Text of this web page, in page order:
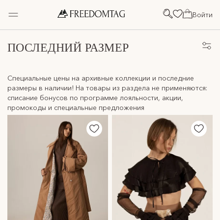
ХИТЫ
ЖЕНСКАЯ ОДЕЖДА
Смотреть все
Платья и сарафаны
Футболки и свитшоты
Топы и жилеты
Брюки и шорты
Вязаный трикотаж
Верхняя одежда
Аксессуары
Мужская одежда
Лен
Последний размер
ИНДИВИДУАЛЬНЫЙ ПОШИВ
ПОДАРОЧНЫЕ СЕРТИФИКАТЫ
ПОКУПАТЕЛЯМ
Возврат товара
Программа лояльности
РЕГИСТРАЦИЯ
Войти
ПОСЛЕДНИЙ РАЗМЕР
Специальные цены на архивные коллекции и последние
размеры в наличии! На товары из раздела не применяются:
списание бонусов по программе лояльности, акции,
промокоды и специальные предложения